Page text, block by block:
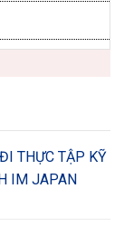
THỰC TẬP KỸ
IM JAPAN